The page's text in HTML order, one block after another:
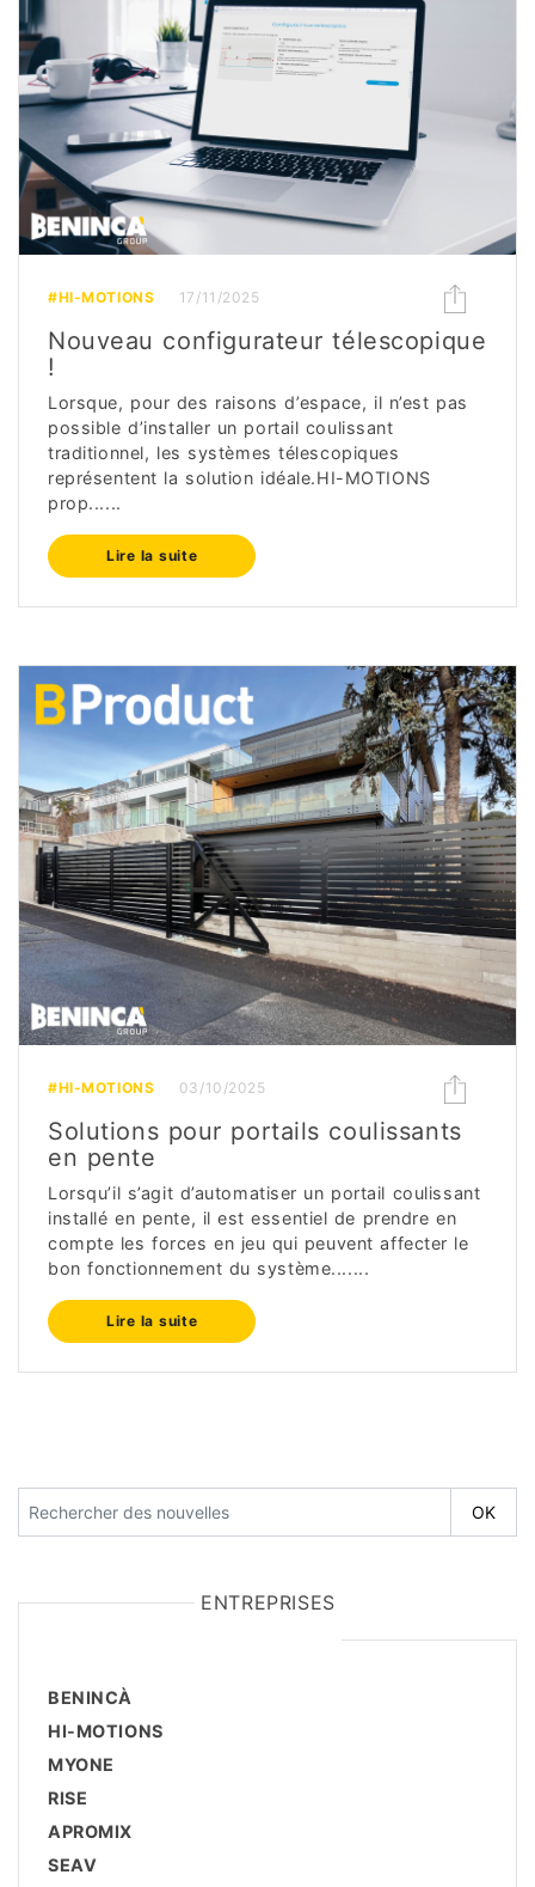
#HI-MOTIONS 17/11/2025
Nouveau configurateur télescopique
!
Lorsque, pour des raisons d’espace, il n’est pas
possible d’installer un portail coulissant
traditionnel, les systèmes télescopiques
représentent la solution idéale.HI-MOTIONS
prop......
Lire la suite
#HI-MOTIONS 03/10/2025
Solutions pour portails coulissants
en pente
Lorsqu’il s’agit d’automatiser un portail coulissant
installé en pente, il est essentiel de prendre en
compte les forces en jeu qui peuvent affecter le
bon fonctionnement du système.......
Lire la suite
ENTREPRISES
BENINCÀ
HI-MOTIONS
MYONE
RISE
APROMIX
SEAV